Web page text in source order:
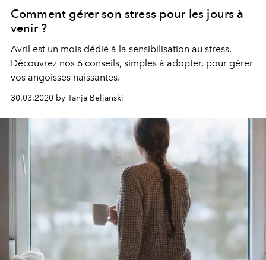
Comment gérer son stress pour les jours à
venir ?
Avril est un mois dédié à la sensibilisation au stress.
Découvrez nos 6 conseils, simples à adopter, pour gérer
vos angoisses naissantes.
30.03.2020 by Tanja Beljanski